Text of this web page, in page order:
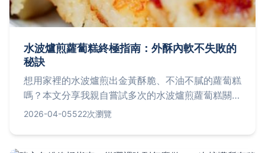
水波爐煎蘿蔔糕終極指南：外酥內軟不失敗的
秘訣
想用家裡的水波爐煎出金黃酥脆、不油不膩的蘿蔔糕
嗎？本文分享我親自嘗試多次的水波爐煎蘿蔔糕關鍵
技巧，從蘿蔔糕厚度、烤盤選擇到溫度設定，完整解
完美煎蘿蔔糕。
2026-04-05522次瀏覽